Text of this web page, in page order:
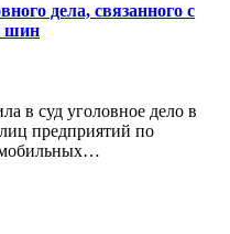
дела, связанного с
шин
предприятий по